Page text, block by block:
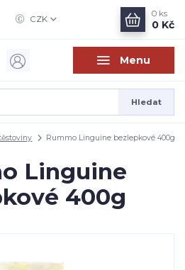
Menu
CZK
Hledat
0 ks
0 Kč
Rummo Linguine bezlepkové 400g
Linguine
400g